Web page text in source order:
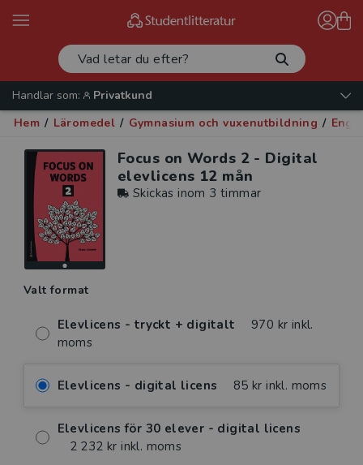
Handlar som:
Privatkund
Hem / Läromedel / Gymnasium och vuxenutbildning /
Focus on Words 2 - Digital
elevlicens 12 mån
Skickas inom 3 timmar
Valt format
Elevlicens - tryckt + digitalt
970 kr inkl.
moms
Elevlicens - digital licens 85 kr inkl. moms
Elevlicens för 30 elever - digital licens
2 232 kr inkl. moms